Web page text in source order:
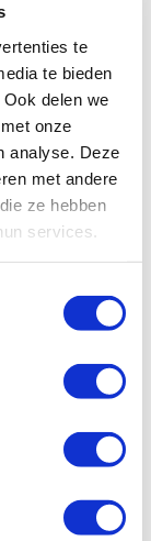
te
te bieden
delen we
onze
analyse. Deze
met andere
ze hebben
services.
mensen